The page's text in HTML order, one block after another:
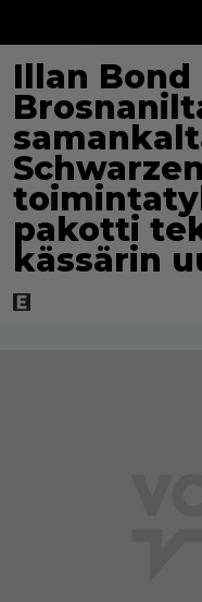
Illan Bond
pakotti
kässärin